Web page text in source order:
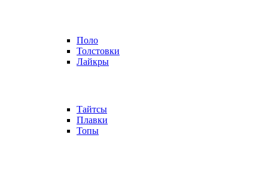
Поло
Толстовки
Лайкры
Тайтсы
Плавки
Топы